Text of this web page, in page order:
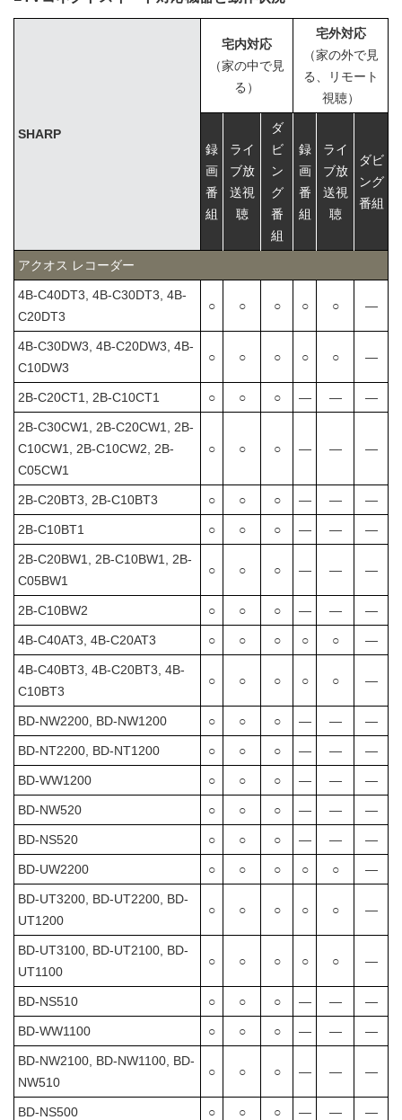
SHARP
宅内対応
（家の中で見
る）
宅外対応
（家の外で見
る、リモート
視聴）
録
画
番
組
ライ
ブ放
送視
聴
ダ
ビ
ン
グ
番
組
録
画
番
組
ライ
ブ放
送視
聴
ダビ
ング
番組
アクオス レコーダー
4B-C40DT3, 4B-C30DT3, 4B-
C20DT3
○ ○ ○ ○ ○ ―
4B-C30DW3, 4B-C20DW3, 4B-
C10DW3
○ ○ ○ ○ ○ ―
2B-C20CT1, 2B-C10CT1 ○ ○ ○ ― ― ―
2B-C30CW1, 2B-C20CW1, 2B-
C10CW1, 2B-C10CW2, 2B-
C05CW1
○ ○ ○ ― ― ―
2B-C20BT3, 2B-C10BT3 ○ ○ ○ ― ― ―
2B-C10BT1 ○ ○ ○ ― ― ―
2B-C20BW1, 2B-C10BW1, 2B-
C05BW1
○ ○ ○ ― ― ―
2B-C10BW2 ○ ○ ○ ― ― ―
4B-C40AT3, 4B-C20AT3 ○ ○ ○ ○ ○ ―
4B-C40BT3, 4B-C20BT3, 4B-
C10BT3
○ ○ ○ ○ ○ ―
BD-NW2200, BD-NW1200 ○ ○ ○ ― ― ―
BD-NT2200, BD-NT1200 ○ ○ ○ ― ― ―
BD-WW1200 ○ ○ ○ ― ― ―
BD-NW520 ○ ○ ○ ― ― ―
BD-NS520 ○ ○ ○ ― ― ―
BD-UW2200 ○ ○ ○ ○ ○ ―
BD-UT3200, BD-UT2200, BD-
UT1200
○ ○ ○ ○ ○ ―
BD-UT3100, BD-UT2100, BD-
UT1100
○ ○ ○ ○ ○ ―
BD-NS510 ○ ○ ○ ― ― ―
BD-WW1100 ○ ○ ○ ― ― ―
BD-NW2100, BD-NW1100, BD-
NW510
○ ○ ○ ― ― ―
BD-NS500 ○ ○ ○ ― ― ―